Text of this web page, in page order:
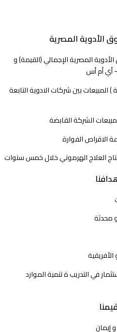
الأدوية المصرية
المصرية الإجمالي (القيمة) و
أي أم أس
) المبيعات بين شركات الادوية التابعة
الشركة القابضة
الاقراص الفوارة
العلاج الهرموني خلال خمس سنوات
محدثة
في التدريب ة تنمية الموارد
قيمنا
إيمان